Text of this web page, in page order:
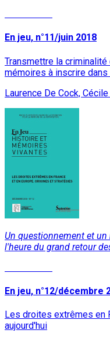
En jeu, n°11/juin 2018
Transmettre la
mémoires à inscrire
Laurence De Cock,
Un questionnement et un
l'heure du grand retour
En jeu, n°12/décembre
Les droites extrêmes en
aujourd'hui